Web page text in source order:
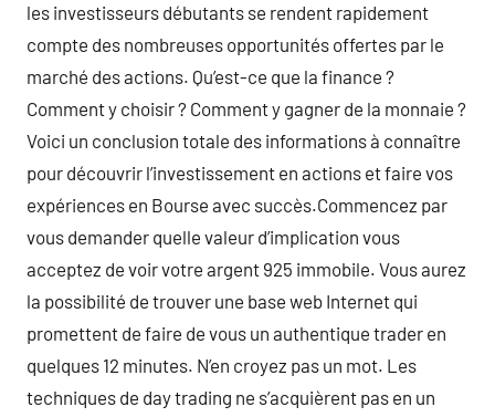
les investisseurs débutants se rendent rapidement
compte des nombreuses opportunités offertes par le
marché des actions. Qu’est-ce que la finance ?
Comment y choisir ? Comment y gagner de la monnaie ?
Voici un conclusion totale des informations à connaître
pour découvrir l’investissement en actions et faire vos
expériences en Bourse avec succès.Commencez par
vous demander quelle valeur d’implication vous
acceptez de voir votre argent 925 immobile. Vous aurez
la possibilité de trouver une base web Internet qui
promettent de faire de vous un authentique trader en
quelques 12 minutes. N’en croyez pas un mot. Les
techniques de day trading ne s’acquièrent pas en un